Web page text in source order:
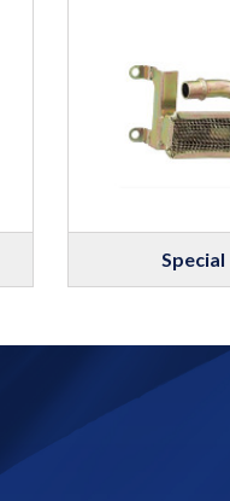
Special